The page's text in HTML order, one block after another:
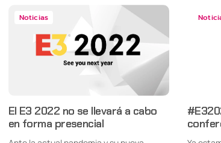
Noticias
El E3 2022 no se llevará a cabo
en forma presencial